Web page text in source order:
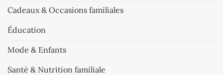
Cadeaux & Occasions familiales
Éducation
Mode & Enfants
Santé & Nutrition familiale